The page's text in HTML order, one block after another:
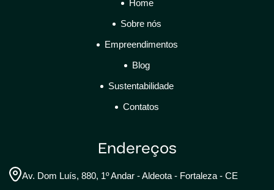
Home
Sobre nós
Empreendimentos
Blog
Sustentabilidade
Contatos
Endereços
Av. Dom Luís, 880, 1º Andar - Aldeota - Fortaleza - CE